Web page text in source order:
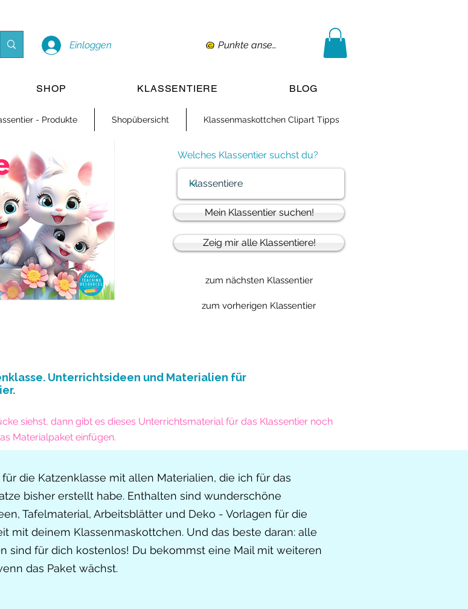
Einloggen Punkte ansehen
SHOP KLASSENTIERE BLOG
- Produkte Shopübersicht Klassenmaskottchen Clipart Tipps
Welches Klassentier suchst du?
Mein Klassentier suchen!
Zeig mir alle Klassentiere!
zum nächsten Klassentier
zum vorherigen Klassentier
Unterrichtsideen und Materialien für
siehst, dann gibt es dieses Unterrichtsmaterial für das Klassentier noch
Materialpaket einfügen.
die Katzenklasse mit allen Materialien, die ich für das
bisher erstellt habe. Enthalten sind wunderschöne
Tafelmaterial, Arbeitsblätter und Deko - Vorlagen für die
mit deinem Klassenmaskottchen. Und das beste daran: alle
sind für dich kostenlos! Du bekommst eine Mail mit weiteren
das Paket wächst.